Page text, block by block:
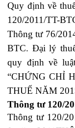
Quy định về
120/2011/TT-
Thông tư 76/
BTC. Đại lý
quy định về
“CHỨNG CHỈ
THUẾ NĂM
Thông tư 120/
Thông tư 120/